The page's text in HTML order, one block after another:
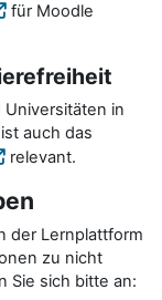
für Moodle
in
auch das
relevant.
der Lernplattform
zu nicht
Sie sich bitte an: